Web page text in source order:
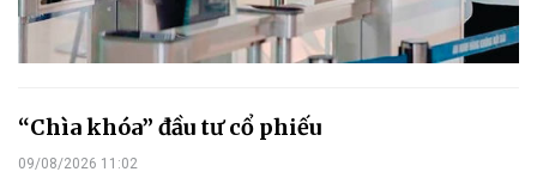
“Chìa khóa” đầu tư cổ phiếu
09/08/2026 11:02